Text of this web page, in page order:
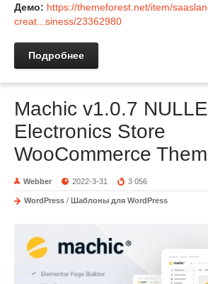
Демо: https://themeforest.net/item/
creat...siness/23362980
Подробнее
Machic v1.0.7
Electronics Store
WooCommerce
Webber 2022-3-31 3 056
WordPress / Шаблоны для WordPress